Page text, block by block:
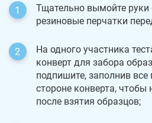
Тщательно вымойте
резиновые перчатки
На одного участника
конверт для забора
подпишите, заполнив все
стороне конверта, чтобы
после взятия образцов;